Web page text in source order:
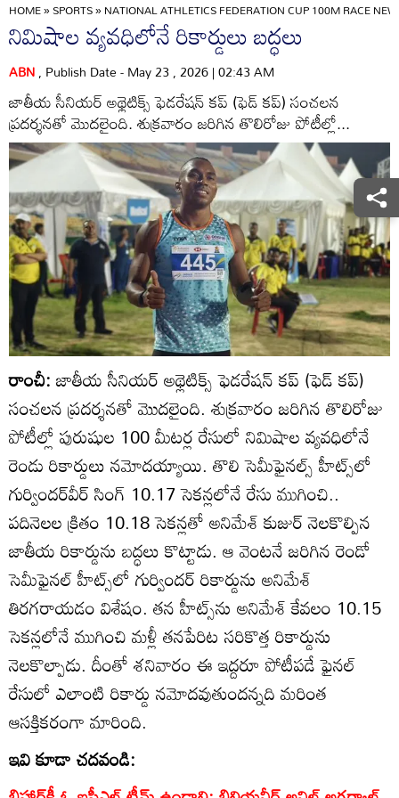
HOME»SPORTS»NATIONAL ATHLETICS FEDERATION CUP 100M RACE
నిమిషాల వ్యవధిలోనే రికార్డులు బద్ధలు
ABN, Publish Date - May 23 , 2026 | 02:43 AM
జాతీయ సీనియర్‌ అథ్లెటిక్స్‌ ఫెడరేషన్‌ కప్‌ (ఫెడ్‌ కప్‌) సంచలన
ప్రదర్శనతో మొదలైంది. శుక్రవారం జరిగిన తొలిరోజు పోటీల్లో...
రాంచీ:జాతీయ సీనియర్‌ అథ్లెటిక్స్‌ ఫెడరేషన్‌ కప్‌ (ఫెడ్‌ కప్‌)
సంచలన ప్రదర్శనతో మొదలైంది. శుక్రవారం జరిగిన తొలిరోజు
పోటీల్లో పురుషుల 100 మీటర్ల రేసులో నిమిషాల వ్యవధిలోనే
రెండు రికార్డులు నమోదయ్యాయి. తొలి సెమీఫైనల్స్‌ హీట్స్‌లో
గుర్విందర్‌వీర్‌ సింగ్‌ 10.17 సెకన్లలోనే రేసు ముగించి..
పదినెలల క్రితం 10.18 సెకన్లతో అనిమేశ్‌ కుజుర్‌ నెలకొల్పిన
జాతీయ రికార్డును బద్ధలు కొట్టాడు. ఆ వెంటనే జరిగిన రెండో
సెమీఫైనల్‌ హీట్స్‌లో గుర్విందర్‌ రికార్డును అనిమేశ్‌
తిరగరాయడం విశేషం. తన హీట్స్‌ను అనిమేశ్‌ కేవలం 10.15
సెకన్లలోనే ముగించి మళ్లీ తనపేరిట సరికొత్త రికార్డును
నెలకొల్పాడు. దీంతో శనివారం ఈ ఇద్దరూ పోటీపడే ఫైనల్‌
రేసులో ఎలాంటి రికార్డు నమోదవుతుందన్నది మరింత
ఆసక్తికరంగా మారింది.
ఇవి కూడా చదవండి: